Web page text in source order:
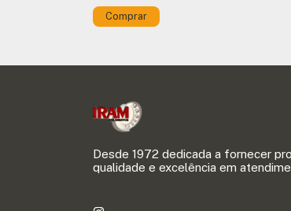
Comprar
Desde 1972 dedicada a fornecer
qualidade e excelência em